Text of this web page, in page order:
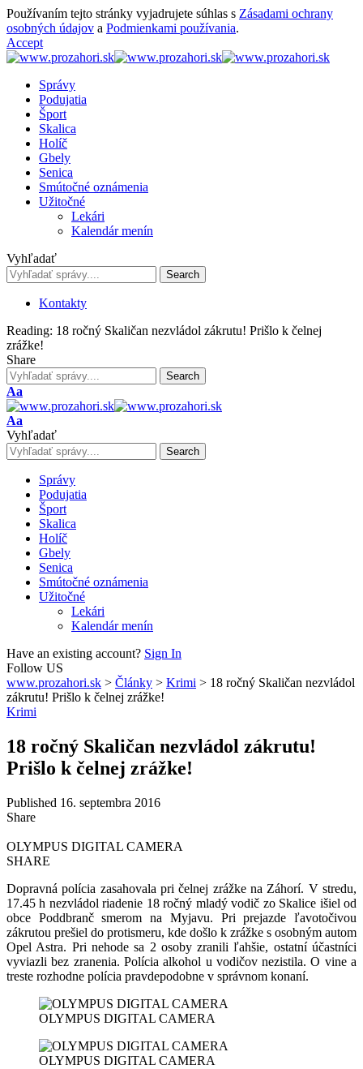
Používaním tejto stránky vyjadrujete súhlas s Zásadami ochrany
osobných údajov a Podmienkami používania.
Accept
Správy
Podujatia
Šport
Skalica
Holíč
Gbely
Senica
Smútočné oznámenia
Užitočné
Lekári
Kalendár menín
Vyhľadať
Kontakty
Reading: 18 ročný Skaličan nezvládol zákrutu! Prišlo k čelnej
zrážke!
Share
Font
Resizer
Aa
Font
Resizer
Aa
Vyhľadať
Správy
Podujatia
Šport
Skalica
Holíč
Gbely
Senica
Smútočné oznámenia
Užitočné
Lekári
Kalendár menín
Have an existing account? Sign In
Follow US
www.prozahori.sk > Články > Krimi > 18 ročný Skaličan nezvládol
zákrutu! Prišlo k čelnej zrážke!
Krimi
18 ročný Skaličan nezvládol zákrutu!
Prišlo k čelnej zrážke!
Published 16. septembra 2016
Share
OLYMPUS DIGITAL CAMERA
SHARE
Dopravná polícia zasahovala pri čelnej zrážke na Záhorí. V stredu,
17.45 h nezvládol riadenie 18 ročný mladý vodič zo Skalice išiel od
obce Poddbranč smerom na Myjavu. Pri prejazde ľavotočivou
zákrutou prešiel do protismeru, kde došlo k zrážke s osobným autom
Opel Astra. Pri nehode sa 2 osoby zranili ľahšie, ostatní účastníci
vyviazli bez zranenia. Polícia alkohol u vodičov nezistila. O vine a
treste rozhodne polícia pravdepodobne v správnom konaní.
OLYMPUS DIGITAL CAMERA
OLYMPUS DIGITAL CAMERA